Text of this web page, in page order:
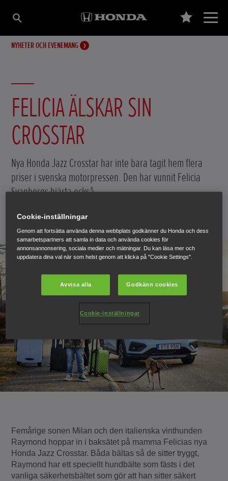
NYHETER OCH EVENEMANG
FELICIA ÄLSKAR SIN
CROSSTAR
Nya Honda Jazz Crosstar har inte bara tagit hem flera
priser i svenska motorpressen. Den har vunnit Felicia
Svanbergs hjärta också.
27 april 2021
Femårige sonen Milan och den italienska vinthunden
Raymond hoppar in i baksätet på mamma Felicias nya
Honda Jazz Crosstar. Båda bältas så de sitter tryggt,
Raymond har ett speciellt hundbälte som fästs i det
vanliga säkerhetsbältet som gör att han sitter säkert
Cookie-inställningar
Genom att fortsätta använda denna webbplats godkänner du Honda och dess
samarbetspartners att samla in data och använda cookies för
annonsannonsering, sociala medier och mätningar. Du kan läsa mer och
uppdatera dina val när som helst genom att klicka på "Cookie Settings".
Avvisa alla Godkänn cookies
Cookie-inställningar